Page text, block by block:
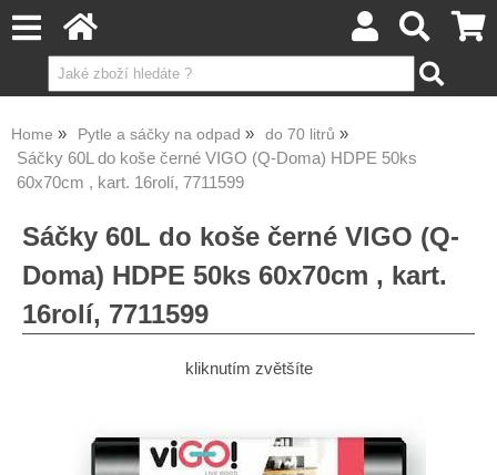
Home Pytle a sáčky na odpad do 70 litrů
Sáčky 60L do koše černé VIGO (Q-Doma) HDPE 50ks
60x70cm , kart. 16rolí, 7711599
Sáčky 60L do koše černé VIGO (Q-
Doma) HDPE 50ks 60x70cm , kart.
16rolí, 7711599
kliknutím zvětšíte